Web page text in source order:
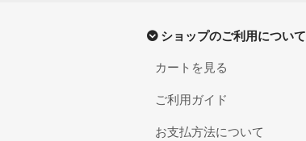
ショップのご利用について
カートを見る
ご利用ガイド
お支払方法について